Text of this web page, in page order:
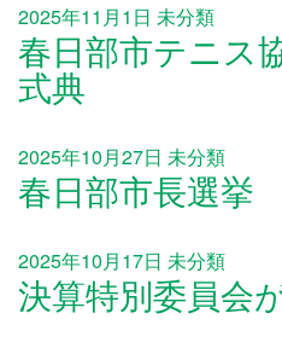
2025年11月1日 未分類
春日部市テニス
式典
2025年10月27日 未分類
春日部市長選挙
2025年10月17日 未分類
決算特別委員会